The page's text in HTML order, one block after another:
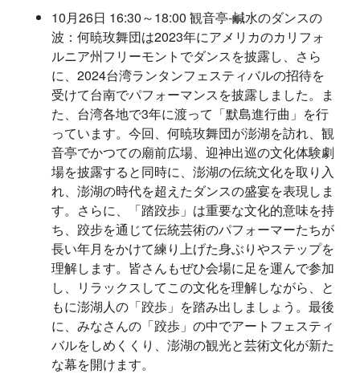
10月26日 16:30～18:00 観音亭-鹹水のダンスの
波：何暁玫舞団は2023年にアメリカのカリフォ
ルニア州フリーモントでダンスを披露し、さら
に、2024台湾ランタンフェスティバルの招待を
受けて台南でパフォーマンスを披露しました。ま
た、台湾各地で3年に渡って「默島進行曲」を行
っています。今回、何暁玫舞団が澎湖を訪れ、観
音亭でかつての廟前広場、迎神出巡の文化体験劇
場を披露すると同時に、澎湖の伝統文化を取り入
れ、澎湖の時代を超えたダンスの盛宴を表現しま
す。さらに、「踏跤歩」は重要な文化的意味を持
ち、跤步を通じて伝統芸術のパフォーマーたちが
長い年月をかけて練り上げた身ぶりやステップを
理解します。皆さんもぜひ会場に足を運んで参加
し、リラックスしてこの文化を理解しながら、と
もに澎湖人の「跤歩」を踏み出しましょう。最後
に、みなさんの「跤歩」の中でアートフェスティ
バルをしめくくり、澎湖の観光と芸術文化が新た
な幕を開けます。